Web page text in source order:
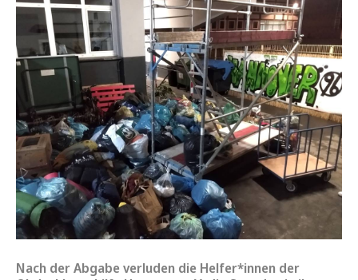
Nach der Abgabe verluden die Helfer*innen der